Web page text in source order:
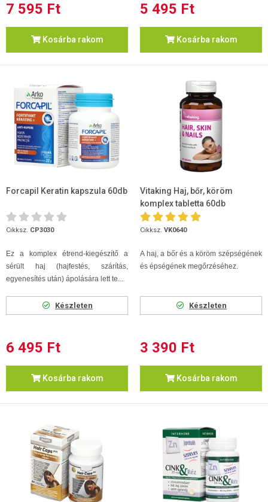
7 595 Ft
Kosárba rakom
5 495 Ft
Kosárba rakom
Forcapil Keratin kapszula 60db
Cikksz. CP3030
Ez a komplex étrend-kiegészítő a
sérült haj (hajfestés, szárítás,
egyenesítés után) ápolására lett te...
Készleten
6 495 Ft
Kosárba rakom
Vitaking Haj, bőr, köröm
komplex tabletta 60db
Cikksz. VK0640
A haj, a bőr és a köröm szépségének
és épségének megőrzéséhez.
Készleten
3 390 Ft
Kosárba rakom